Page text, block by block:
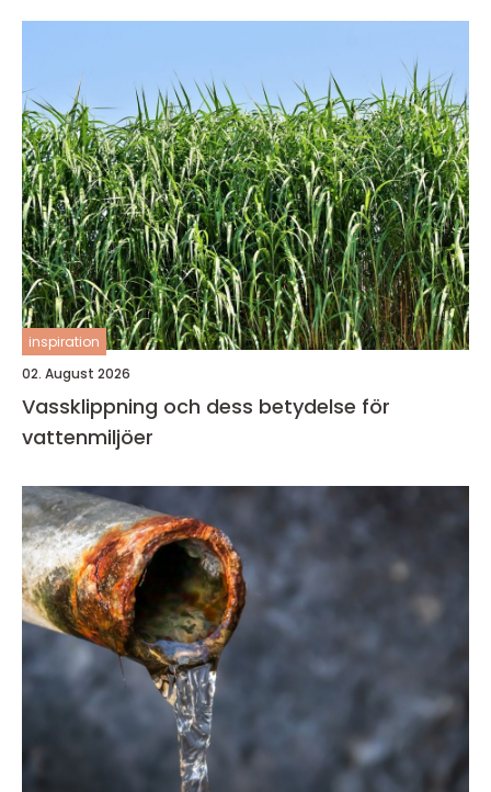
inspiration
02. August 2026
Vassklippning och dess betydelse för
vattenmiljöer